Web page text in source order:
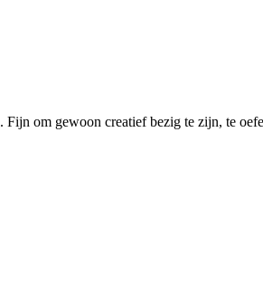
om gewoon creatief bezig te zijn, te